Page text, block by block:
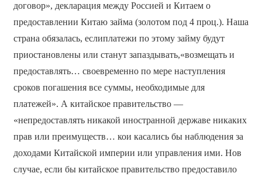
договор», декларация между Россией и Китаем о
предоставлении Китаю займа (золотом под 4 проц.). Наша
страна обязалась, еслиплатежи по этому займу будут
приостановлены или станут запаздывать,«возмещать и
предоставлять… своевременно по мере наступления
сроков погашения все суммы, необходимые для
платежей». А китайское правительство —
«непредоставлять никакой иностранной державе никаких
прав или преимуществ… кои касались бы наблюдения за
доходами Китайской империи или управления ими. Нов
случае, если бы китайское правительство предоставило